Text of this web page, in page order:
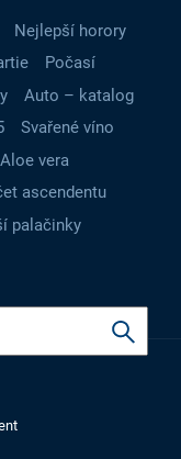
Nejlepší horory
Počasí
Auto – katalog
Svařené víno
Aloe vera
ascendentu
palačinky